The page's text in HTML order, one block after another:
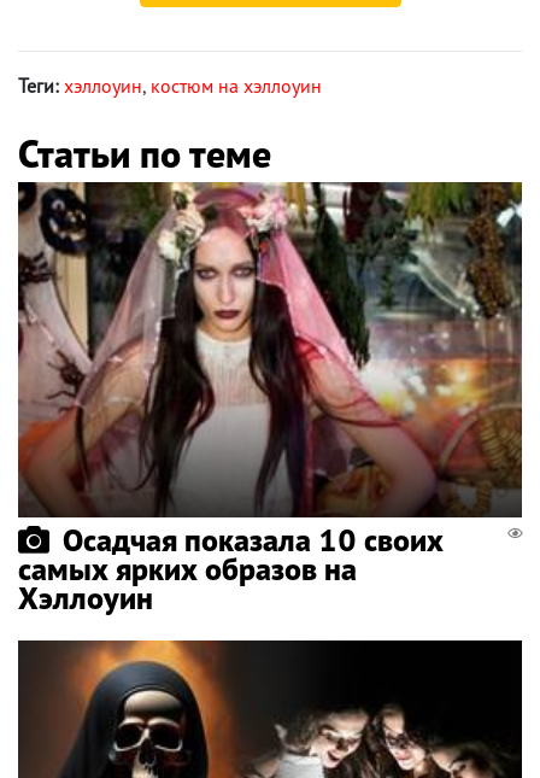
Теги: хэллоуин, костюм на хэллоуин
Статьи по теме
Осадчая показала 10 своих
самых ярких образов на
Хэллоуин